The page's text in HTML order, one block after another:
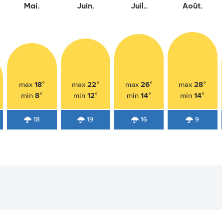
Mai.
max 18°
min8°
18
Juin.
max 22°
min 12°
19
Juil..
max26°
min14°
16
Août.
max28°
min14°
9